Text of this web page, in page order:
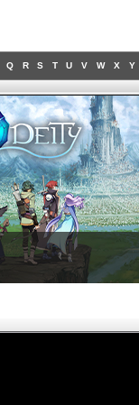
Q R S T U V W X Y